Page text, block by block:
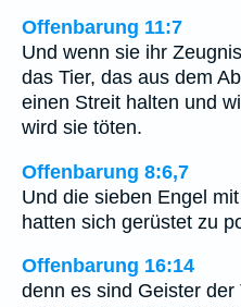
Offenbarung 11:7
Und wenn sie ihr
das Tier, das aus dem
einen Streit halten und
wird sie töten.
Offenbarung 8:6,7
Und die sieben Engel
hatten sich gerüstet zu
Offenbarung 16:14
denn es sind Geister